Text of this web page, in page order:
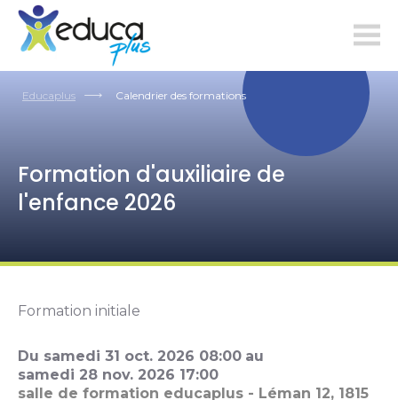
Educaplus Calendrier des formations
Formation d'auxiliaire de
l'enfance 2026
Formation initiale
Du samedi 31 oct. 2026 08:00 au
samedi 28 nov. 2026 17:00
salle de formation educaplus - Léman 12, 1815